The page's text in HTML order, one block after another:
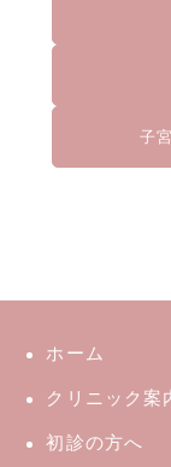
子
ホーム
クリニック案
初診の方へ